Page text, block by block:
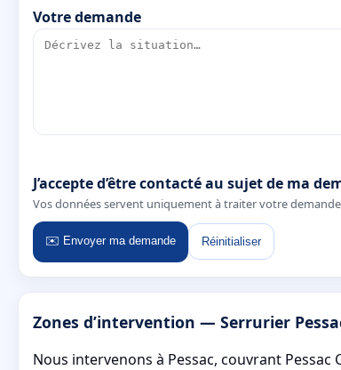
Votre demande
J’accepte d’être contacté au sujet de ma
Vos données servent uniquement à traiter votre
✉️ Envoyer ma demande Réinitialiser
Zones d’intervention — Serrurier
Nous intervenons à Pessac, couvrant